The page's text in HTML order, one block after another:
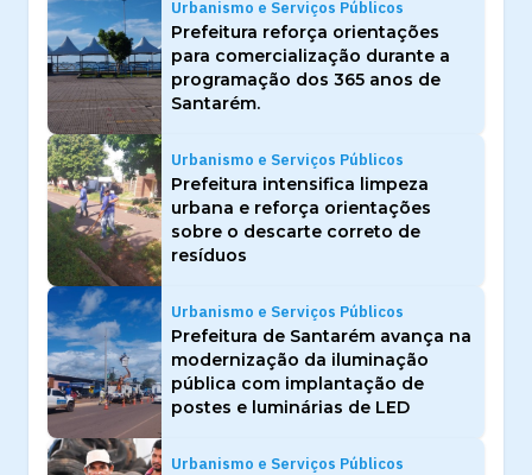
Urbanismo e Serviços Públicos
Prefeitura reforça orientações
para comercialização durante a
programação dos 365 anos de
Santarém.
Urbanismo e Serviços Públicos
Prefeitura intensifica limpeza
urbana e reforça orientações
sobre o descarte correto de
resíduos
Urbanismo e Serviços Públicos
Prefeitura de Santarém avança na
modernização da iluminação
pública com implantação de
postes e luminárias de LED
Urbanismo e Serviços Públicos